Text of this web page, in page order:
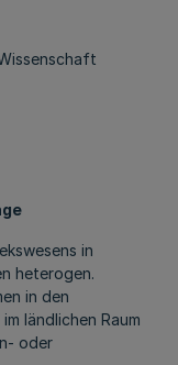
in
heterogen.
in den
ländlichen Raum
oder